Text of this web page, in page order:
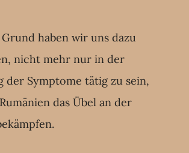
Grund haben wir uns dazu
nicht mehr nur in der
der Symptome tätig zu sein,
das Übel an der